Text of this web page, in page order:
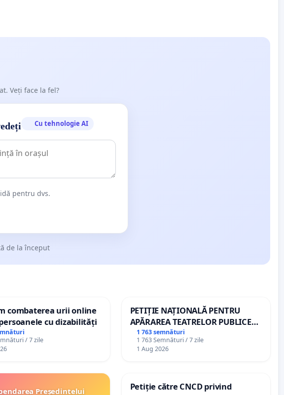
Veți face la fel?
Cu tehnologie AI
pentru dvs.
de la început
combaterea urii online
cu dizabilități
/ 7 zile
PETIȚIE NAȚIONALĂ PENTRU
APĂRAREA TEATRELOR PUBLICE
DE REPERTORIU DIN ROMÂNIA
1 763 semnături
1 763 Semnături / 7 zile
1 Aug 2026
Președintelui
Petiție către CNCD privind